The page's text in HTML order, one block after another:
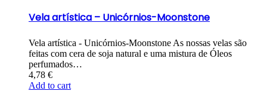
Vela artística – Unicórnios-Moonstone
Vela artística - Unicórnios-Moonstone As nossas velas são
feitas com cera de soja natural e uma mistura de Óleos
perfumados…
4,78 €
Add to cart